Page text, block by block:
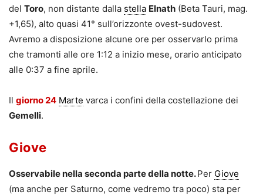
del Toro, non distante dalla stella Elnath (Beta Tauri, mag.
+1,65), alto quasi 41° sull’orizzonte ovest-sudovest.
Avremo a disposizione alcune ore per osservarlo prima
che tramonti alle ore 1:12 a inizio mese, orario anticipato
alle 0:37 a fine aprile.
Il giorno 24 Marte varca i confini della costellazione dei
Gemelli.
Giove
Osservabile nella seconda parte della notte.Per Giove
(ma anche per Saturno, come vedremo tra poco) sta per